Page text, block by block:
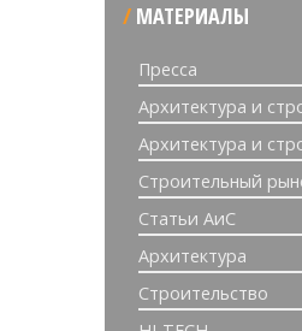
МАТЕРИАЛЫ
Пресса
Архитектура и
Архитектура и
Строительный
Статьи АиС
Архитектура
Строительство